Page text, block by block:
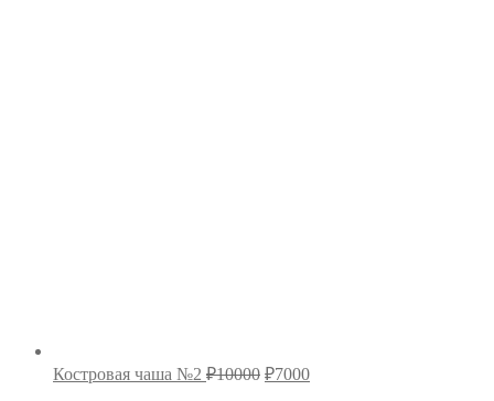
Костровая чаша №2 ₽10000 Первоначальная
₽7000Текущая